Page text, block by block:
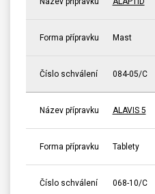
Forma přípravku Mast
Číslo schválení 084-05/C
Název přípravku ALAVIS 5
Forma přípravku Tablety
Číslo schválení 068-10/C